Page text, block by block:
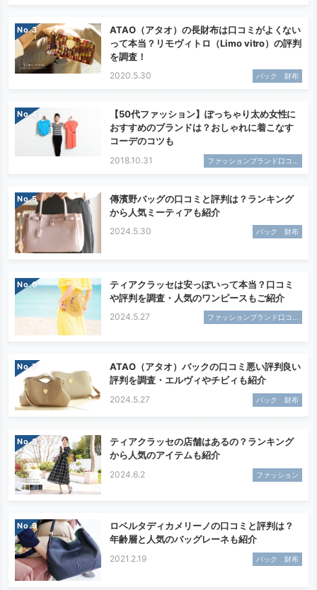
No.
ATAO（アタオ）の長財布は口コミがよくない
って本当？リモヴィトロ（Limo vitro）の評判
を調査！
2020.5.30 バック 財布
No.
【50代ファッション】ぽっちゃり太め女性に
おすすめのブランドは？おしゃれに着こなす
コーデのコツも
2018.10.31 ファッションブランド口コ...
No.
傳濱野バッグの口コミと評判は？ランキング
から人気ミーティアも紹介
2024.5.30 バック 財布
No.
ティアクラッセは安っぽいって本当？口コミ
や評判を調査・人気のワンピースもご紹介
2024.5.27 ファッションブランド口コ...
No.
ATAO（アタオ）バックの口コミ悪い評判良い
評判を調査・エルヴィやチビィも紹介
2024.5.27 バック 財布
No.
ティアクラッセの店舗はあるの？ランキング
から人気のアイテムも紹介
2024.6.2 ファッション
No.
ロベルタディカメリーノの口コミと評判は？
年齢層と人気のバッグレーネも紹介
2021.2.19 バック 財布